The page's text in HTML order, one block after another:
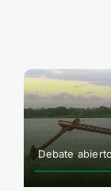
Debate